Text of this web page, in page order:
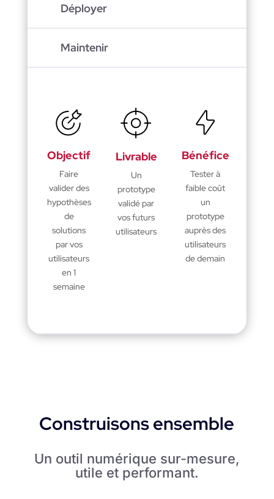
Déployer
Maintenir
Objectif
Faire
valider des
hypothèses
de
solutions
par vos
utilisateurs
en 1
semaine
Livrable
Un
prototype
validé par
vos futurs
utilisateurs
Bénéfice
Tester à
faible coût
un
prototype
auprès des
utilisateurs
de demain
Construisons ensemble
Un outil numérique sur-mesure,
utile et performant.